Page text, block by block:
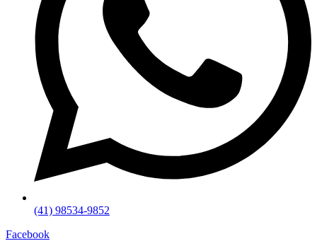
(41) 98534-9852
Facebook